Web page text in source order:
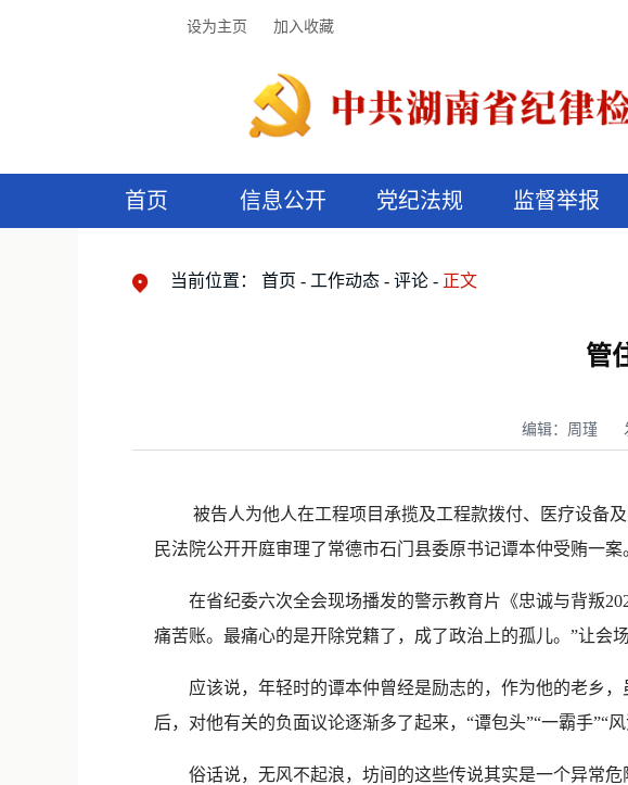
设为主页 加入收藏
首页 信息公开 党纪法规 监督举报
当前位置： 首页 工作动态 评论 正文
管
编辑：周瑾
被告人为他人在工程项目承揽及工程款拨付、医疗设备
民法院公开开庭审理了常德市石门县委原书记谭本仲受贿一案
在省纪委六次全会现场播发的警示教育片《忠诚与背叛
痛苦账。最痛心的是开除党籍了，成了政治上的孤儿。”让会
应该说，年轻时的谭本仲曾经是励志的，作为他的老乡，
后，对他有关的负面议论逐渐多了起来，“谭包头”“一霸手”“
俗话说，无风不起浪，坊间的这些传说其实是一个异常危